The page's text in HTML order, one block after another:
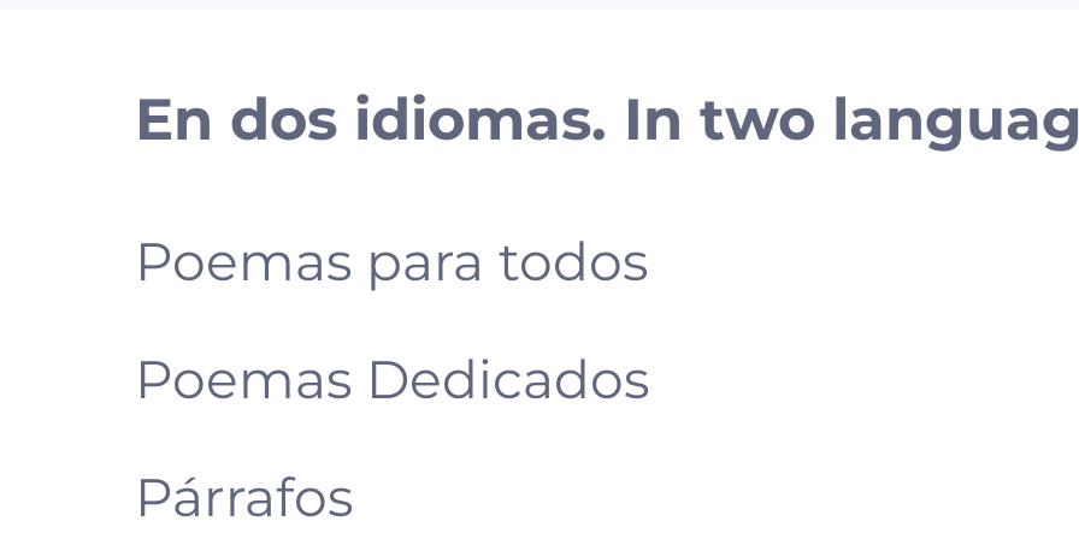
En dos idiomas. In two
Poemas para todos
Poemas Dedicados
Párrafos